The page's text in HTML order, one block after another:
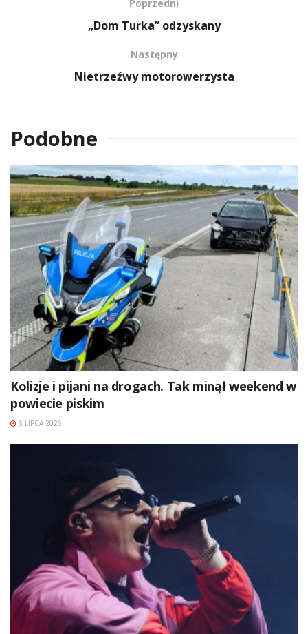
Poprzedni
„Dom Turka” odzyskany
Następny
Nietrzeźwy motorowerzysta
Podobne
Kolizje i pijani na drogach. Tak minął weekend w
powiecie piskim
6 LIPCA 2026